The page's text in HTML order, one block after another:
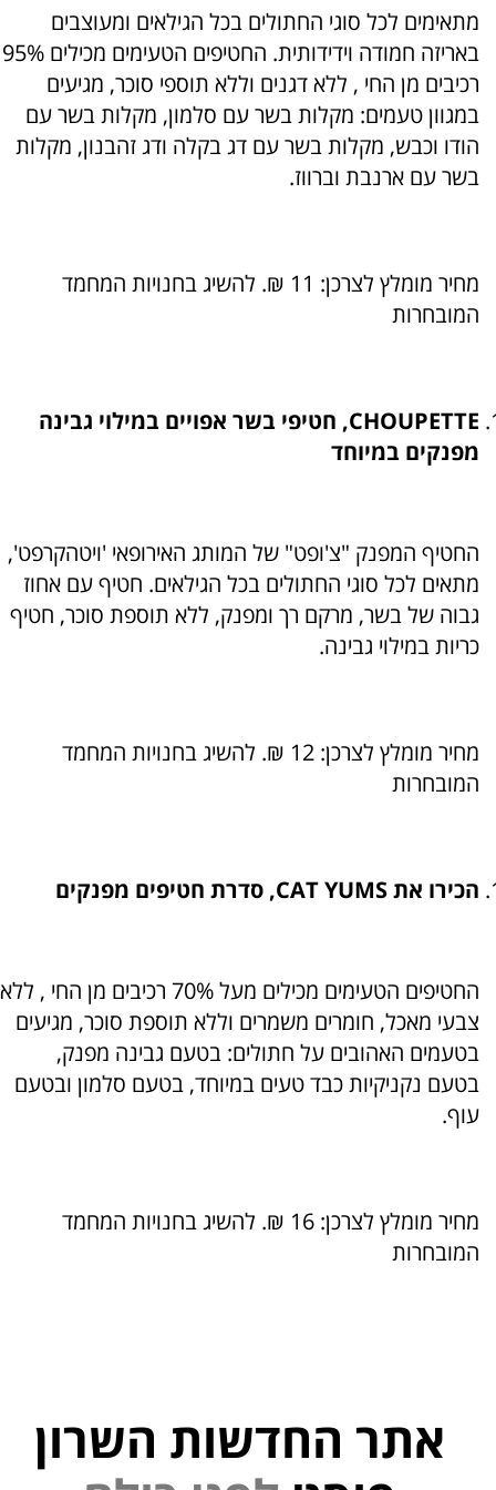
מתאימים לכל סוגי החתולים בכל הגילאים ומעוצבים
באריזה חמודה וידידותית. החטיפים הטעימים מכילים 95%
רכיבים מן החי , ללא דגנים וללא תוספי סוכר, מגיעים
במגוון טעמים: מקלות בשר עם סלמון, מקלות בשר עם
הודו וכבש, מקלות בשר עם דג בקלה ודג זהבנון, מקלות
בשר עם ארנבת וברווז.
מחיר מומלץ לצרכן: 11 ₪. להשיג בחנויות המחמד
המובחרות
CHOUPETTE, חטיפי בשר אפויים במילוי גבינה
מפנקים במיוחד
החטיף המפנק "צ'ופט" של המותג האירופאי 'ויטהקרפט',
מתאים לכל סוגי החתולים בכל הגילאים. חטיף עם אחוז
גבוה של בשר, מרקם רך ומפנק, ללא תוספת סוכר, חטיף
כריות במילוי גבינה.
מחיר מומלץ לצרכן: 12 ₪. להשיג בחנויות המחמד
המובחרות
הכירו את CAT YUMS, סדרת חטיפים מפנקים
החטיפים הטעימים מכילים מעל 70% רכיבים מן החי , ללא
צבעי מאכל, חומרים משמרים וללא תוספת סוכר, מגיעים
בטעמים האהובים על חתולים: בטעם גבינה מפנק,
בטעם נקניקיות כבד טעים במיוחד, בטעם סלמון ובטעם
עוף.
מחיר מומלץ לצרכן: 16 ₪. להשיג בחנויות המחמד
המובחרות
אתר החדשות השרון